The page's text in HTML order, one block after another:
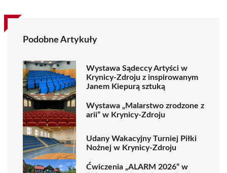
Podobne Artykuły
Wystawa Sądeccy Artyści w
Krynicy-Zdroju z inspirowanym
Janem Kiepurą sztuką
Wystawa „Malarstwo zrodzone z
arii” w Krynicy-Zdroju
Udany Wakacyjny Turniej Piłki
Nożnej w Krynicy-Zdroju
Ćwiczenia „ALARM 2026” w